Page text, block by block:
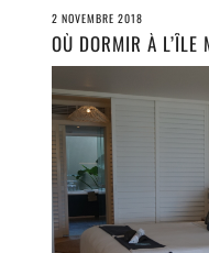
2 NOVEMBRE 2018
OÙ DORMIR À L’ÎLE